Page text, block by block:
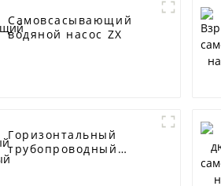
Самовсасывающий
водяной насос ZX
Горизонтальный
трубопроводный
центробежный насос